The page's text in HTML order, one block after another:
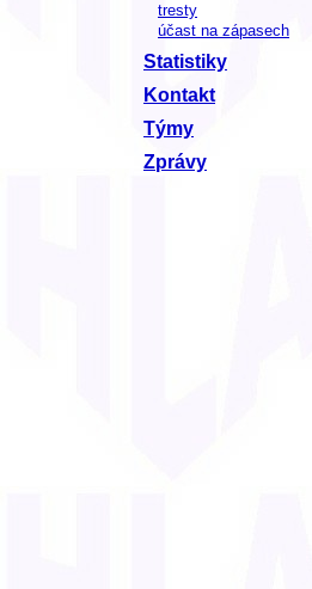
tresty
účast na zápasech
Statistiky
Kontakt
Týmy
Zprávy